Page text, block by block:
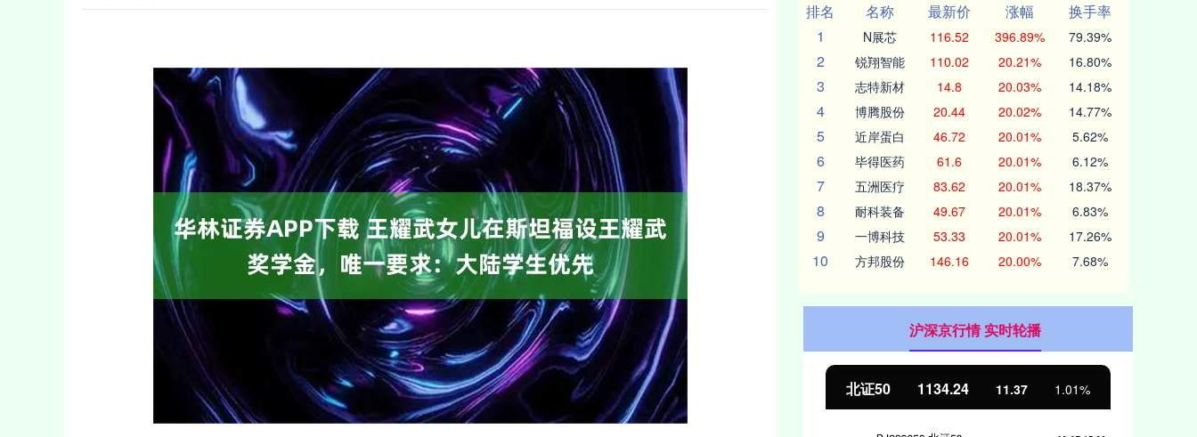
排名
名称 最新价 涨幅
换手率
1
N展芯 116.52 396.89% 79.39%
2 锐翔智能 110.02 20.21% 16.80%
3 志特新材 14.8 20.03% 14.18%
4 博腾股份 20.44 20.02% 14.77%
5 近岸蛋白 46.72 20.01% 5.62%
6 毕得医药 61.6 20.01% 6.12%
7 五洲医疗 83.62 20.01% 18.37%
8 耐科装备 49.67 20.01% 6.83%
9 一博科技 53.33 20.01% 17.26%
10 方邦股份 146.16 20.00% 7.68%
沪深京行情 实时轮播
深证成指 14311.01 200.89 1.42% 沪深300 4694.44 43.13 北证50 1134.24 11.37 1.01%